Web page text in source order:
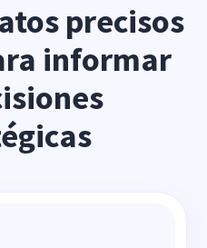
precisos
informar